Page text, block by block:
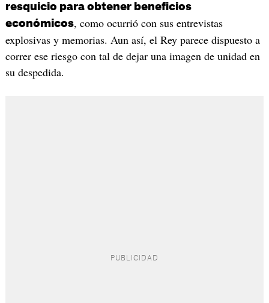
resquicio para obtener beneficios
económicos, como ocurrió con sus entrevistas
explosivas y memorias. Aun así, el Rey parece dispuesto a
correr ese riesgo con tal de dejar una imagen de unidad en
su despedida.